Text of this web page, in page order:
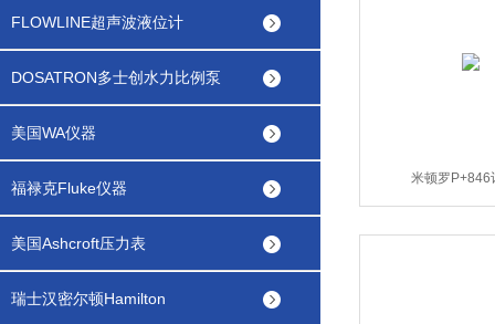
FLOWLINE超声波液位计
DOSATRON多士创水力比例泵
美国WA仪器
福禄克Fluke仪器
美国Ashcroft压力表
瑞士汉密尔顿Hamilton
米顿罗P+846